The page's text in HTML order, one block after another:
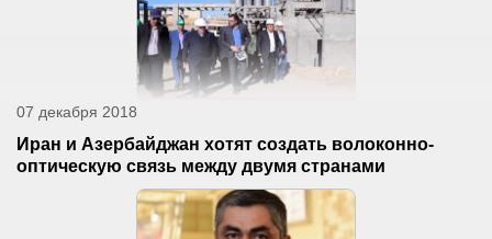
07 декабря 2018
Иран и Азербайджан хотят создать волоконно-
оптическую связь между двумя странами